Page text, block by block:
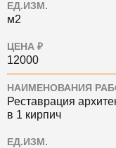
ЕД.ИЗМ.
м2
ЦЕНА ₽
12000
НАИМЕНОВАНИЯ
Реставрация
в 1 кирпич
ЕД.ИЗМ.